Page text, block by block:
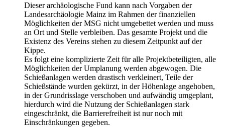
Dieser archäologische Fund kann nach Vorgaben der
Landesarchäologie Mainz im Rahmen der finanziellen
Möglichkeiten der MSG nicht umgebettet werden und muss
an Ort und Stelle verbleiben. Das gesamte Projekt und die
Existenz des Vereins stehen zu diesem Zeitpunkt auf der
Kippe.
Es folgt eine komplizierte Zeit für alle Projektbeteiligten, alle
Möglichkeiten der Umplanung werden abgewogen. Die
Schießanlagen werden drastisch verkleinert, Teile der
Schießstände wurden gekürzt, in der Höhenlage angehoben,
in der Grundrisslage verschoben und aufwändig umgeplant,
hierdurch wird die Nutzung der Schießanlagen stark
eingeschränkt, die Barrierefreiheit ist nur noch mit
Einschränkungen gegeben.